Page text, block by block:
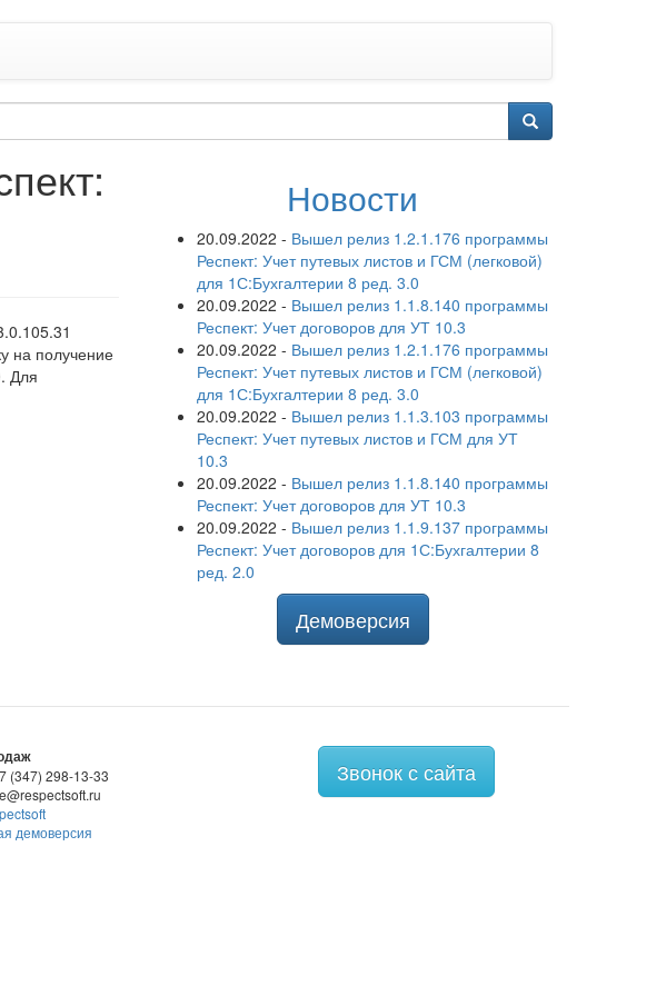
на получение
Для
Новости
20.09.2022 - Вышел релиз 1.2.1.176 программы
Респект: Учет путевых листов и ГСМ (легковой)
для 1С:Бухгалтерии 8 ред. 3.0
20.09.2022 - Вышел релиз 1.1.8.140 программы
Респект: Учет договоров для УТ 10.3
20.09.2022 - Вышел релиз 1.2.1.176 программы
Респект: Учет путевых листов и ГСМ (легковой)
для 1С:Бухгалтерии 8 ред. 3.0
20.09.2022 - Вышел релиз 1.1.3.103 программы
Респект: Учет путевых листов и ГСМ для УТ
10.3
20.09.2022 - Вышел релиз 1.1.8.140 программы
Респект: Учет договоров для УТ 10.3
20.09.2022 - Вышел релиз 1.1.9.137 программы
Респект: Учет договоров для 1С:Бухгалтерии 8
ред. 2.0
Демоверсия
(347) 298-13-33
демоверсия
Звонок с сайта